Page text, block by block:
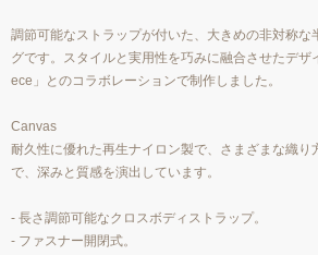
調節可能なストラップが付いた、大きめの非対称な
グです。スタイルと実用性を巧みに融合させたデザ
ece」とのコラボレーションで制作しました。
Canvas
耐久性に優れた再生ナイロン製で、さまざまな織り
で、深みと質感を演出しています。
- 長さ調節可能なクロスボディストラップ。
- ファスナー開閉式。